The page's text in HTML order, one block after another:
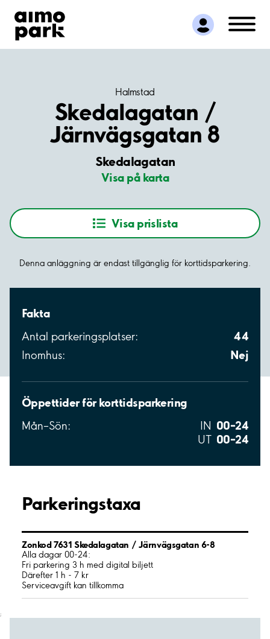
Hitta parkering
Samarbete
Kundservice
Halmstad
Skedalagatan /
Järnvägsgatan 8
Skedalagatan
Visa på karta
Visa prislista
Denna anläggning är endast tillgänglig för korttidsparkering.
Fakta
Antal parkeringsplatser: 44
Inomhus: Nej
Öppettider för korttidsparkering
Mån–Sön: IN 00–24
UT 00–24
Parkeringstaxa
Zonkod 7631 Skedalagatan / Järnvägsgatan 6-8
Alla dagar 00-24:
Fri parkering 3 h med digital biljett
Därefter 1 h - 7 kr
Serviceavgift kan tillkomma
;